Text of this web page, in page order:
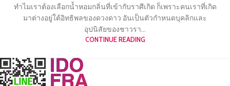
ทำไมเราต้องเลือกน้ำหอมกลิ่นที่เข้ากับราศีเกิด ก็เพราะคนเราที่เกิด
มาต่างอยู่ใต้อิทธิพลของดวงดาว อันเป็นตัวกำหนดบุคลิกและ
อุปนิสัยของชาวรา...
CONTINUE READING